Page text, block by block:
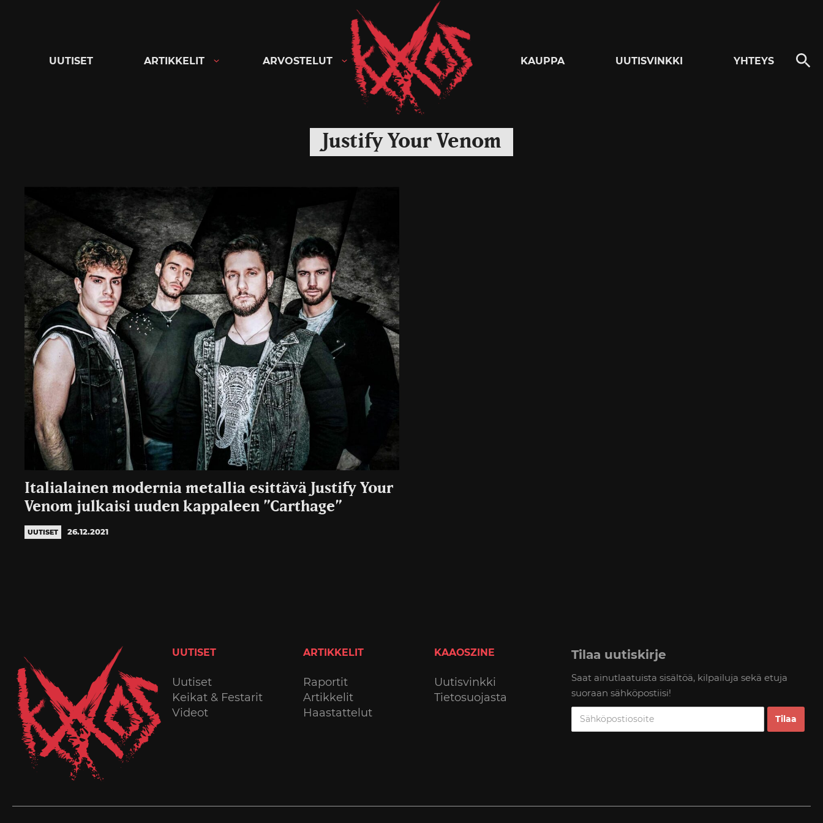
Kaaoszine
UUTISET ARTIKKELIT ARVOSTELUT KAUPPA UUTISVINKKI YHTEYS
Justify Your Venom
Italialainen modernia metallia esittävä Justify Your
Venom julkaisi uuden kappaleen ”Carthage”
UUTISET 26.12.2021
UUTISET
Uutiset
Keikat & Festarit
Videot
ARTIKKELIT
Raportit
Artikkelit
Haastattelut
KAAOSZINE
Uutisvinkki
Tietosuojasta
Tilaa uutiskirje
Saat ainutlaatuista sisältöä, kilpailuja sekä etuja
suoraan sähköpostiisi!